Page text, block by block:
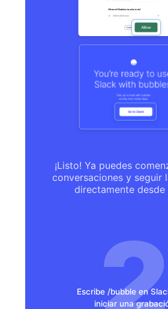
¡Listo! Ya puedes
conversaciones y seguir
directamente desde
Escribe /bubble en
iniciar una